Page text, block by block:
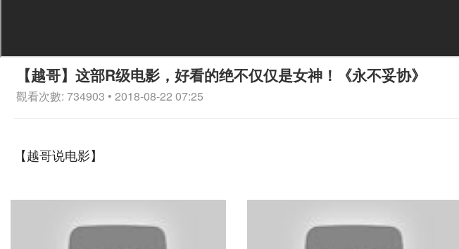
【越哥】这部R级电影，好看的绝不仅仅是女神！《永不妥协》
觀看次數: 734903 • 2018-08-22 07:25
【越哥说电影】